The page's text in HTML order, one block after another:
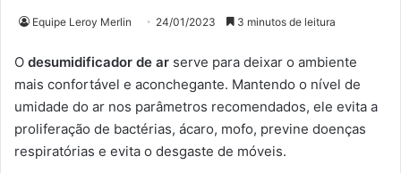
Equipe Leroy Merlin 24/01/2023 3 minutos de leitura
O desumidificador de ar serve para deixar o ambiente
mais confortável e aconchegante. Mantendo o nível de
umidade do ar nos parâmetros recomendados, ele evita a
proliferação de bactérias, ácaro, mofo, previne doenças
respiratórias e evita o desgaste de móveis.